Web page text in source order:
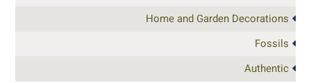
Home and Garden Decorations
Fossils
Authentic